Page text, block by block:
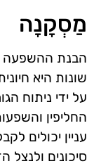
מַסְקָנָה
הבנת ההשפעה
שונות היא
על ידי ניתוח
החליפין
עניין יכולים
סיכונים ולנצל